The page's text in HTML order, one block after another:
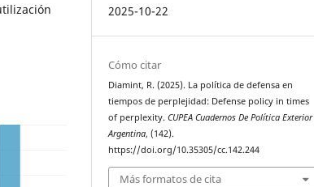
2025-10-22
Cómo citar
Diamint, R. (2025). La política de defensa en
tiempos de perplejidad: Defense policy in times
of perplexity.CUPEA Cuadernos De Política Exterior
Argentina, (142).
https://doi.org/10.35305/cc.142.244
Más formatos de cita